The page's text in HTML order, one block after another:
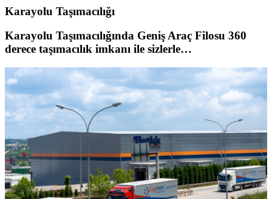
Karayolu Taşımacılığı
Karayolu Taşımacılığında Geniş Araç Filosu 360
derece taşımacılık imkanı ile sizlerle…